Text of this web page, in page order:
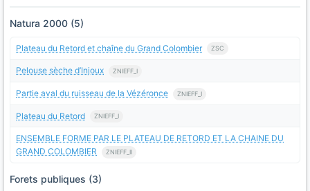
Natura 2000 (5)
Plateau du Retord et chaîne du Grand Colombier ZSC
Pelouse sèche d’Injoux ZNIEFF_I
Partie aval du ruisseau de la Vézéronce ZNIEFF_I
Plateau du Retord ZNIEFF_I
ENSEMBLE FORME PAR LE PLATEAU DE RETORD ET LA CHAINE DU
GRAND COLOMBIER
ZNIEFF_II
Forets publiques (3)